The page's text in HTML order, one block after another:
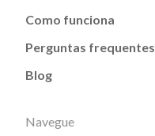
Como funciona
Perguntas frequentes
Blog
Navegue